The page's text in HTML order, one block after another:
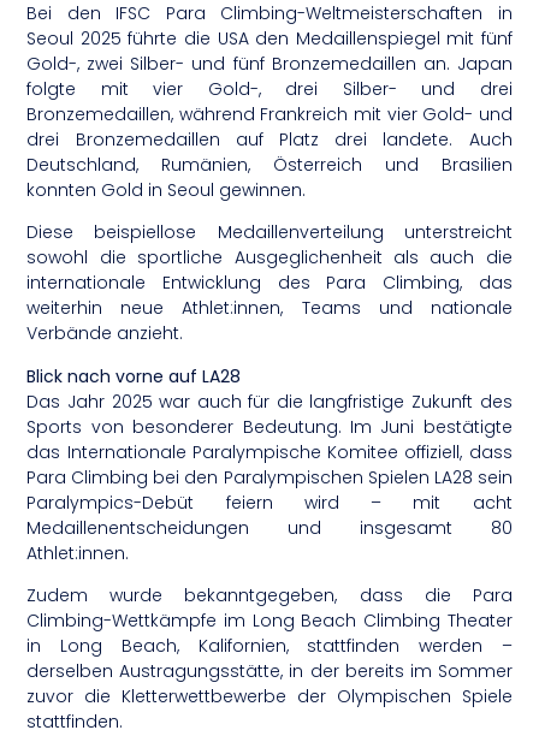
Bei den IFSC Para Climbing-Weltmeisterschaften in
Seoul 2025 führte die USA den Medaillenspiegel mit fünf
Gold-, zwei Silber- und fünf Bronzemedaillen an. Japan
folgte mit vier Gold-, drei Silber- und drei
Bronzemedaillen, während Frankreich mit vier Gold- und
drei Bronzemedaillen auf Platz drei landete. Auch
Deutschland, Rumänien, Österreich und Brasilien
konnten Gold in Seoul gewinnen.
Diese beispiellose Medaillenverteilung unterstreicht
sowohl die sportliche Ausgeglichenheit als auch die
internationale Entwicklung des Para Climbing, das
weiterhin neue Athlet:innen, Teams und nationale
Verbände anzieht.
Blick nach vorne auf LA28
Das Jahr 2025 war auch für die langfristige Zukunft des
Sports von besonderer Bedeutung. Im Juni bestätigte
das Internationale Paralympische Komitee offiziell, dass
Para Climbing bei den Paralympischen Spielen LA28 sein
Paralympics-Debüt feiern wird – mit acht
Medaillenentscheidungen und insgesamt 80
Athlet:innen.
Zudem wurde bekanntgegeben, dass die Para
Climbing-Wettkämpfe im Long Beach Climbing Theater
in Long Beach, Kalifornien, stattfinden werden –
derselben Austragungsstätte, in der bereits im Sommer
zuvor die Kletterwettbewerbe der Olympischen Spiele
stattfinden.